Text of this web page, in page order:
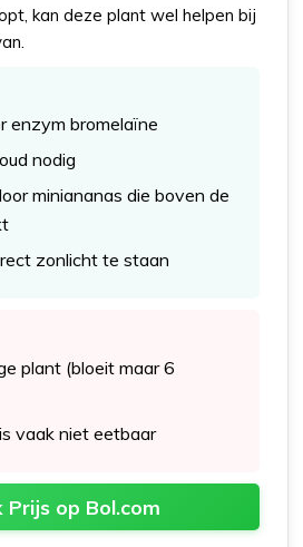
kan deze plant wel helpen bij
enzym bromelaïne
nodig
miniananas die boven de
zonlicht te staan
plant (bloeit maar 6
vaak niet eetbaar
Prijs op Bol.com